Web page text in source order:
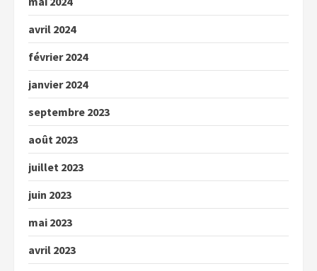
avril 2024
février 2024
janvier 2024
septembre 2023
août 2023
juillet 2023
juin 2023
mai 2023
avril 2023